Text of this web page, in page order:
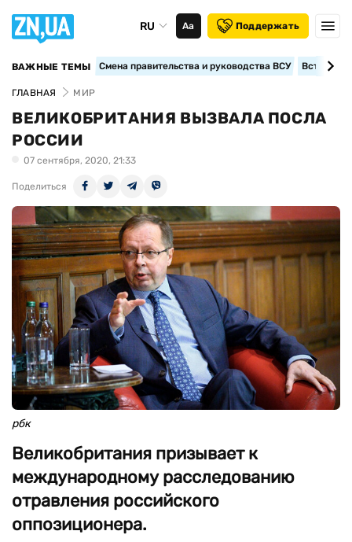
RU Аа Поддержать
ВАЖНЫЕ ТЕМЫ Смена правительства и руководства ВСУ
ГЛАВНАЯ МИР
ВЕЛИКОБРИТАНИЯ ВЫЗВАЛА ПОСЛА
РОССИИ
07 сентября, 2020, 21:33
Поделиться
рбк
Великобритания призывает к
международному расследованию
отравления российского
оппозиционера.